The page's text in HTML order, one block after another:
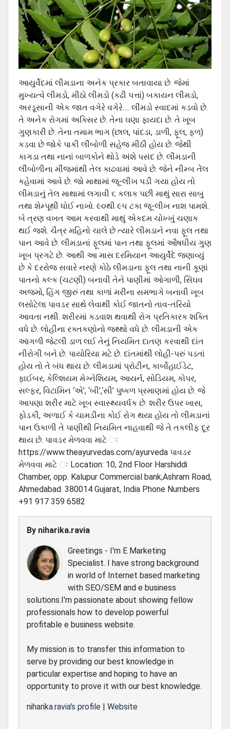
આયુર્વેદમાં લીમડાના અનેક પ્રકાર બતાવાયા છે. જેમાં
મુખ્યત્વે લીમડો, મીઠો લીમડો (કઢી પત્તાં) બકાયન લીમડો,
અરડૂસાની એક જાત વગેરે વગેરે…. લીંમડો સ્વાદમાં કડવો છે.
તે અનેક રોગમાં અક્સિર છે. તેના ઘણા ફાયદા છે. તે ખૂબ
ગુણકારી છે. તેના તમામ ભાગ (છાલ, પાંદડા, ડાળી, ફૂલ, ફળ)
કડવા છે જોકે પાકી લીંબોળી સહેજ મીઠી હોય છે. જેથી
કાગડા તથા નાનાં બાળકોને થોડે અંશે પસંદ છે. લીમડાની
લીંબોળીના મીંજમાંથી તેલ કાઢવામાં આવે છે. જેને નીમ્બ તેંલ
કહેવામાં આવે છે. જો માથામાં જૂ-લીખ પડી ગયા હોય તો
લીમડાનું તેલ માથામાં લગાવી ૬ કલાક પછી માથું સારા સાબુ
તથા શેમ્પૂથી ધોઈ નાખો. ૯૦થી ૯૫ ટકા જૂ-લીખ નાશ પામશે.
બે ત્રણ વખત આમ કરવાથી માથું એકદમ ચોખ્ખું ચણાક
થઈ જશે. ચૈત્ર મહિનો ચાલે છે ત્યારે લીમડાને નવા ફૂલ તથા
પાન આવે છે. લીમડાનાં ફૂલમાં પાન તથા ફૂલમાં ઔષધીય ગુણ
ખૂબ પ્રગટે છે. આથી આ માસ દરમિયાન આયુર્વેદે જણાવ્યું
છે કે દરરોજ સવારે નરણે કોઠે લીમડાના ફૂલ તથા નાની કૂણાં
પાતનો કલ્ક (ચટણી) બનાવી તેને પાણીમાં ઓગાળી, સિંઘવ
અજમો, હિંગ જીરું તથા કાળાં મરીના સમભાગે બનાવી ખૂબ
લસોટેલા પાવડર સાથે લેવાથી કોઈ જાતનો તાવ-તરિયો
આવતા નથી. શરીરમાં કડવાશ થવાથી રોગ પ્રતિકારક શક્તિ
વધે છે. લોહીના રક્તકણોનો જથ્થો વધે છે. લીમડાની એક
આંગળી જેટલી ડાળ લઈ તેનું નિયમિત દાતણ કરવાથી દાંત
નીરોગી બને છે. પાયોરિયા મટે છે. દાંતમાંથી લોહી-પરું પડતાં
હોય તો તે બંધ થાય છે. લીમડામાં પ્રોટીન, કાર્બોહાઈડેટ,
ફાઈબર, કેલ્શિયમ મેગ્નેશિયમ, આયર્ન, સોડિયમ, કોપર,
સલ્ફર, વિટામિન ‘એ’, ‘બી’,‘સી’ પુષ્કળ પ્રમાણમાં હોય છે. જે
આપણા શરીર માટે ખૂબ સ્વાસ્થ્યવર્ધક છે. શરીર ઉપર ખાસ,
ફોડકી, અળાઈ કે ચામડીના કોઈ રોગ થયા હોય તો લીમડાનાં
પાન ઉકાળી તે પાણીથી નિયમિત નાહવાથી જે તે તકલીફ દૂર
થાય છે. પાવડર મેળવવા માટે ઃ
https://www.theayurvedas.com/ayurveda પાવડર
મેળવવા માટે ઃ Location: 10, 2nd Floor Harshiddi
Chamber, opp. Kalupur Commercial bank,Ashram Road,
Ahmedabad. 380014 Gujarat, India Phone Numbers
+91 917 359 6582
By niharika.ravia
Greetings - I'm E Marketing
Specialist. I have strong background
in world of Internet based marketing
with SEO/SEM and e business
solutions.I'm passionate about showing fellow
professionals how to develop powerful
profitable e business website.
My mission is to transfer this information to
serve by providing our best knowledge in
particular expertise and hoping to have an
opportunity to prove it with our best knowledge.
niharika.ravia's profile | Website